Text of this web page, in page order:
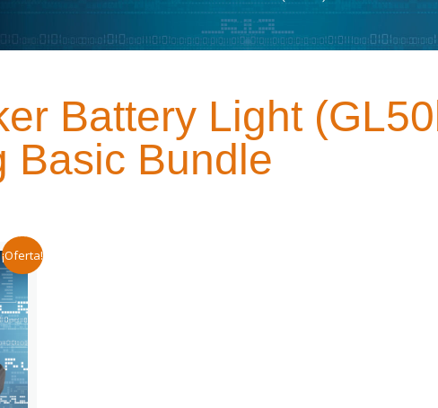
Battery Light
Basic Bundle
¡Oferta!